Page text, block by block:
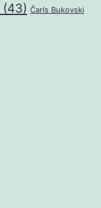
(43) Čarls Bukovski